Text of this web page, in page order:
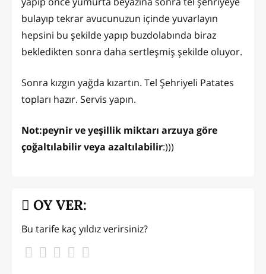
bulayıp tekrar avucunuzun içinde yuvarlayın
hepsini bu şekilde yapıp buzdolabında biraz
bekledikten sonra daha sertleşmiş şekilde oluyor.
Sonra kızgın yağda kızartın. Tel Şehriyeli Patates
topları hazır. Servis yapın.
Not:peynir ve yeşillik miktarı arzuya göre
çoğaltılabilir veya azaltılabilir:)))
OY VER:
Bu tarife kaç yıldız verirsiniz?